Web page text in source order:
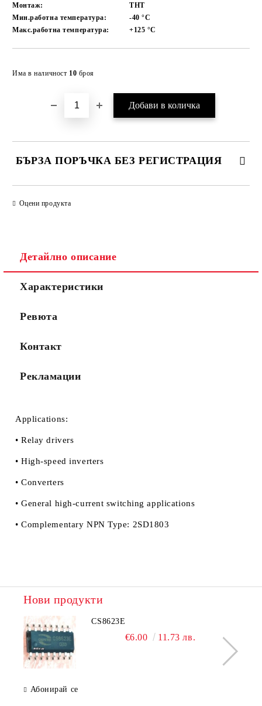
Монтаж:
THT
Мин.работна температура:
-40°C
Макс.работна температура:
+125 °C
Има в наличност 10 броя
БЪРЗА ПОРЪЧКА БЕЗ РЕГИСТРАЦИЯ
Съгласен съм с
Ние ще се свържем с вас в рамките на работния ден.
Оцени продукта
Детайлно описание
Характеристики
Ревюта
Контакт
Рекламации
Applications:
• Relay drivers
• High-speed inverters
• Converters
• General high-current switching applications
• Complementary NPN Type: 2SD1803
Нови продукти
CS8623E
€6.00 11.73 лв.
Абонирай се